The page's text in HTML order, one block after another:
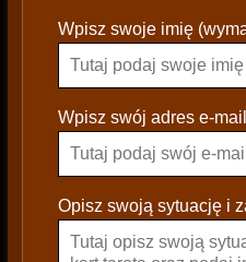
l
a
s
e
a
Wpisz swoje imię
Wpisz swój adres e-
Opisz swoją sytuację i